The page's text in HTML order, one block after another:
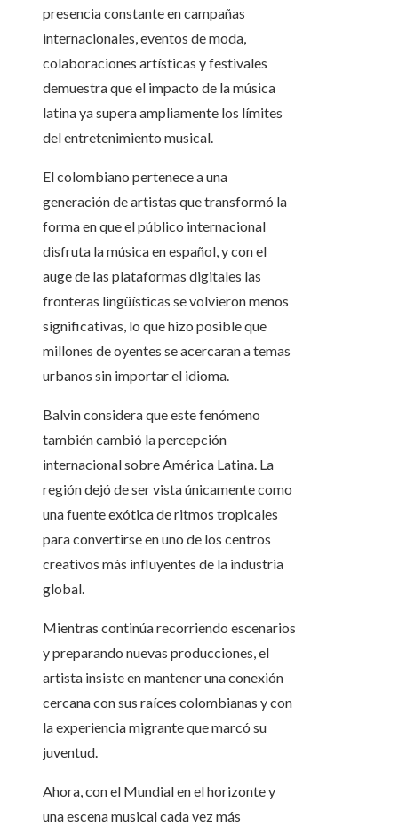
presencia constante en campañas
internacionales, eventos de moda,
colaboraciones artísticas y festivales
demuestra que el impacto de la música
latina ya supera ampliamente los límites
del entretenimiento musical.
El colombiano pertenece a una
generación de artistas que transformó la
forma en que el público internacional
disfruta la música en español, y con el
auge de las plataformas digitales las
fronteras lingüísticas se volvieron menos
significativas, lo que hizo posible que
millones de oyentes se acercaran a temas
urbanos sin importar el idioma.
Balvin considera que este fenómeno
también cambió la percepción
internacional sobre América Latina. La
región dejó de ser vista únicamente como
una fuente exótica de ritmos tropicales
para convertirse en uno de los centros
creativos más influyentes de la industria
global.
Mientras continúa recorriendo escenarios
y preparando nuevas producciones, el
artista insiste en mantener una conexión
cercana con sus raíces colombianas y con
la experiencia migrante que marcó su
juventud.
Ahora, con el Mundial en el horizonte y
una escena musical cada vez más